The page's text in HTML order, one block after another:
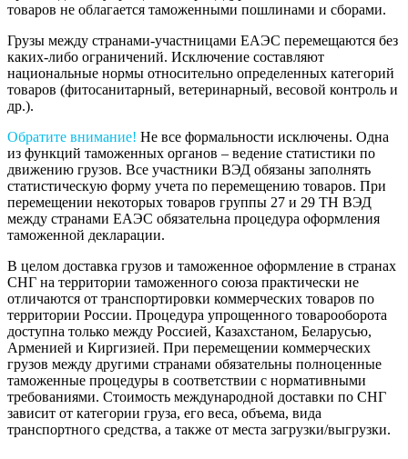
товаров не облагается таможенными пошлинами и сборами.
Грузы между странами-участницами ЕАЭС перемещаются без
каких-либо ограничений. Исключение составляют
национальные нормы относительно определенных категорий
товаров (фитосанитарный, ветеринарный, весовой контроль и
др.).
Обратите внимание! Не все формальности исключены. Одна
из функций таможенных органов – ведение статистики по
движению грузов. Все участники ВЭД обязаны заполнять
статистическую форму учета по перемещению товаров. При
перемещении некоторых товаров группы 27 и 29 ТН ВЭД
между странами ЕАЭС обязательна процедура оформления
таможенной декларации.
В целом доставка грузов и таможенное оформление в странах
СНГ на территории таможенного союза практически не
отличаются от транспортировки коммерческих товаров по
территории России. Процедура упрощенного товарооборота
доступна только между Россией, Казахстаном, Беларусью,
Арменией и Киргизией. При перемещении коммерческих
грузов между другими странами обязательны полноценные
таможенные процедуры в соответствии с нормативными
требованиями. Стоимость международной доставки по СНГ
зависит от категории груза, его веса, объема, вида
транспортного средства, а также от места загрузки/выгрузки.